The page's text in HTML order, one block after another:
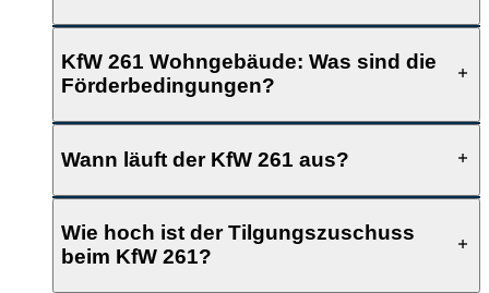
KfW 261 Wohngebäude: Was sind die
Förderbedingungen?
Wann läuft der KfW 261 aus?
Wie hoch ist der Tilgungszuschuss
beim KfW 261?